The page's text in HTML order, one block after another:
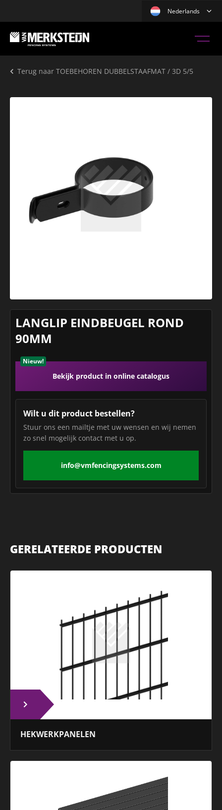
Nederlands
Terug naar TOEBEHOREN DUBBELSTAAFMAT / 3D 5/5
LANGLIP EINDBEUGEL ROND
90MM
Bekijk product in online catalogus
Nieuw!
Wilt u dit product bestellen?
Stuur ons een mailtje met uw wensen en wij nemen
zo snel mogelijk contact met u op.
info@vmfencingsystems.com
GERELATEERDE PRODUCTEN
HEKWERKPANELEN